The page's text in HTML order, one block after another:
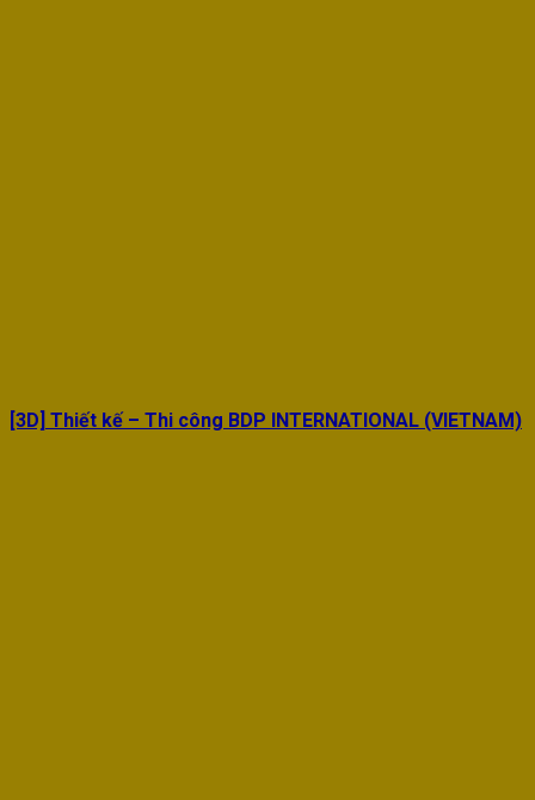
[3D] Thiết kế – Thi công BDP INTERNATIONAL (VIETNAM)